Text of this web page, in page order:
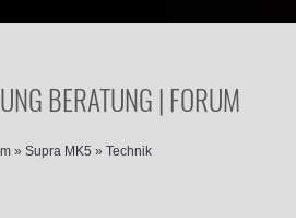
BERATUNG | FORUM
» Supra MK5 » Technik